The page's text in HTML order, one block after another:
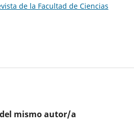
de la Facultad de Ciencias
mismo autor/a